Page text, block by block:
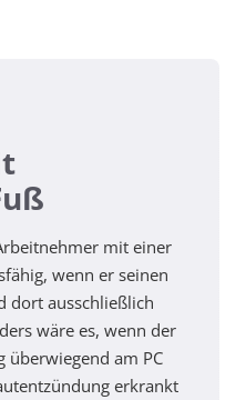
mit einer
wenn er seinen
dort ausschließlich
wäre es, wenn der
überwiegend am PC
erkrankt